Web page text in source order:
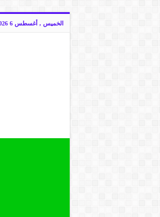
الخميس , أغسطس 6 2026